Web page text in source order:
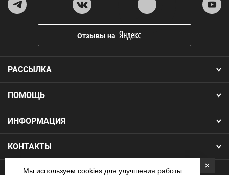
ПОМОЩЬ
ИНФОРМАЦИЯ
КОНТАКТЫ
РАССЫЛКА
Отзывы на
×
Мы используем cookies для улучшения работы